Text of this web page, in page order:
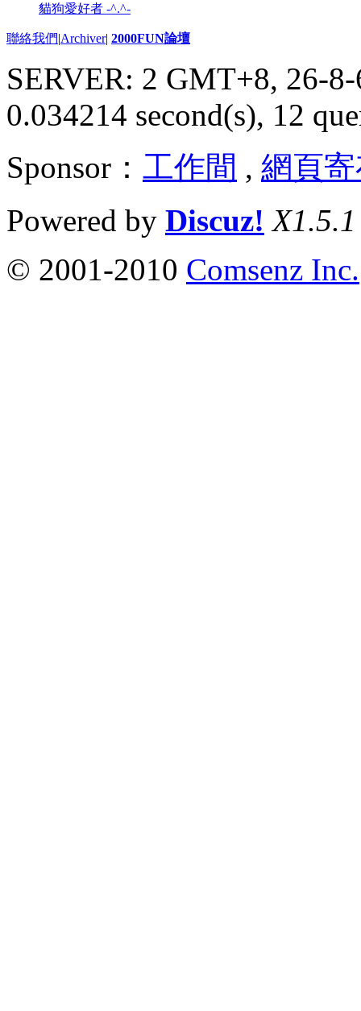
貓狗愛好者 -^.^-
聯絡我們|Archiver| 2000FUN論壇
SERVER: 2 GMT+8, 26-
0.034214 second(s), 12
Sponsor： 工作間 , 網頁
Powered by Discuz! X1.5.1
© 2001-2010 Comsenz Inc.